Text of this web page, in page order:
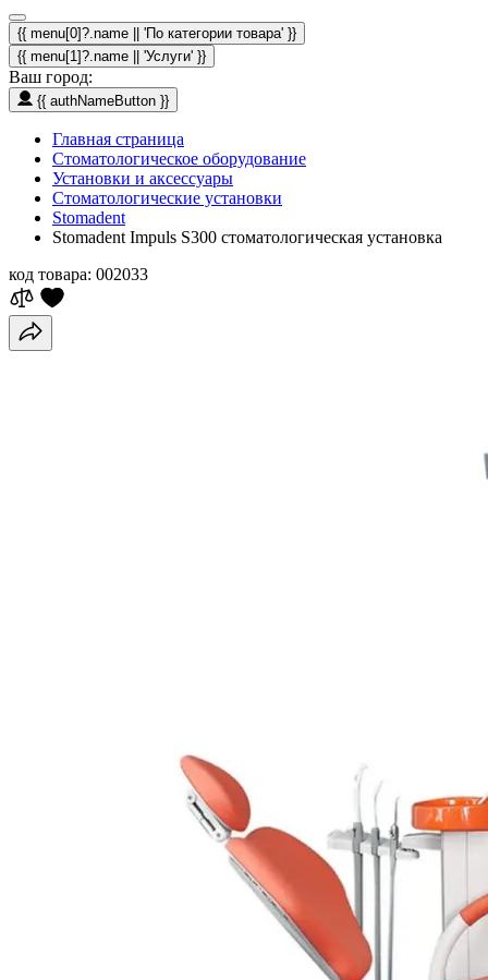
{{ menu[0]?.name || 'По категории товара' }}
{{ menu[1]?.name || 'Услуги' }}
Ваш город:
{{ authNameButton }}
Главная страница
Стоматологическое оборудование
Установки и аксессуары
Стоматологические установки
Stomadent
Stomadent Impuls S300 стоматологическая установка
код товара: 002033